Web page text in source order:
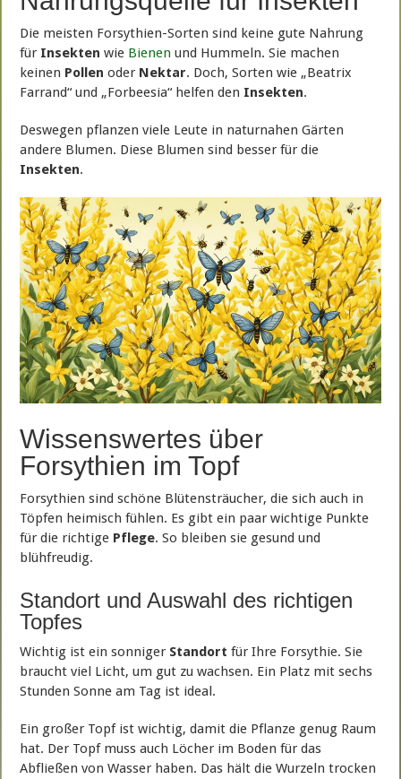
Die meisten Forsythien-Sorten sind keine gute Nahrung
für Insekten wie Bienen und Hummeln. Sie machen
keinen Pollen oder Nektar. Doch, Sorten wie „Beatrix
Farrand“ und „Forbeesia“ helfen den Insekten.
Deswegen pflanzen viele Leute in naturnahen Gärten
andere Blumen. Diese Blumen sind besser für die
Insekten.
Wissenswertes über
Forsythien im Topf
Forsythien sind schöne Blütensträucher, die sich auch in
Töpfen heimisch fühlen. Es gibt ein paar wichtige Punkte
für die richtige Pflege. So bleiben sie gesund und
blühfreudig.
Standort und Auswahl des richtigen
Topfes
Wichtig ist ein sonniger Standort für Ihre Forsythie. Sie
braucht viel Licht, um gut zu wachsen. Ein Platz mit sechs
Stunden Sonne am Tag ist ideal.
Ein großer Topf ist wichtig, damit die Pflanze genug Raum
hat. Der Topf muss auch Löcher im Boden für das
Abfließen von Wasser haben. Das hält die Wurzeln trocken